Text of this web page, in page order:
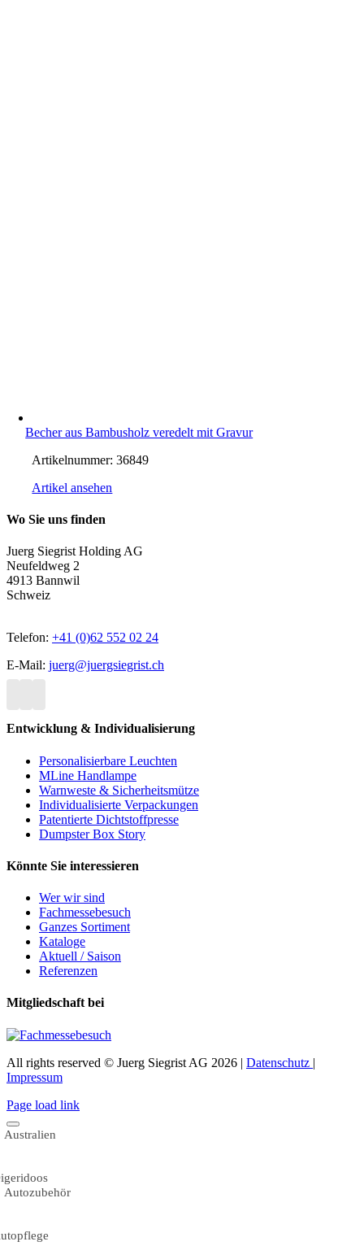
Becher aus Bambusholz veredelt mit Gravur
Artikelnummer:36849
Artikel ansehen
Wo Sie uns finden
Juerg Siegrist Holding AG
Neufeldweg 2
4913 Bannwil
Schweiz
Telefon: +41 (0)62 552 02 24
E-Mail: juerg@juergsiegrist.ch
Entwicklung & Individualisierung
Personalisierbare Leuchten
MLine Handlampe
Warnweste & Sicherheitsmütze
Individualisierte Verpackungen
Patentierte Dichtstoffpresse
Dumpster Box Story
Könnte Sie interessieren
Wer wir sind
Fachmessebesuch
Ganzes Sortiment
Kataloge
Aktuell / Saison
Referenzen
Mitgliedschaft bei
All rights reserved © Juerg Siegrist AG 2026 | Datenschutz |
Impressum
Page load link
Australien
Autozubehör